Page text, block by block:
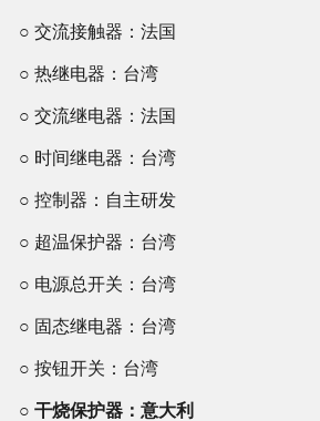
○ 交流接触器：法国
○ 热继电器：台湾
○ 交流继电器：法国
○ 时间继电器：台湾
○ 控制器：自主研发
○ 超温保护器：台湾
○ 电源总开关：台湾
○ 固态继电器：台湾
○ 按钮开关：台湾
○ 干烧保护器：意大利